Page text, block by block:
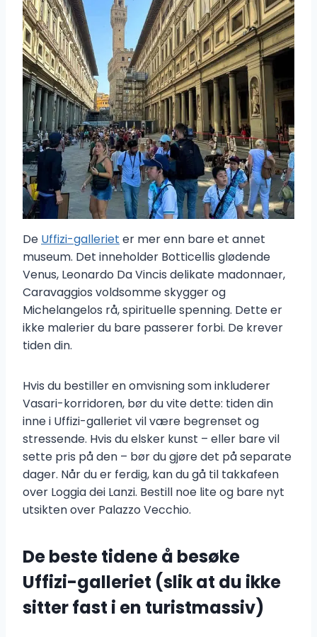
De Uffizi-galleriet er mer enn bare et annet
museum. Det inneholder Botticellis glødende
Venus, Leonardo Da Vincis delikate madonnaer,
Caravaggios voldsomme skygger og
Michelangelos rå, spirituelle spenning. Dette er
ikke malerier du bare passerer forbi. De krever
tiden din.
Hvis du bestiller en omvisning som inkluderer
Vasari-korridoren, bør du vite dette: tiden din
inne i Uffizi-galleriet vil være begrenset og
stressende. Hvis du elsker kunst – eller bare vil
sette pris på den – bør du gjøre det på separate
dager. Når du er ferdig, kan du gå til takkafeen
over Loggia dei Lanzi. Bestill noe lite og bare nyt
utsikten over Palazzo Vecchio.
De beste tidene å besøke
Uffizi-galleriet (slik at du ikke
sitter fast i en turistmassiv)